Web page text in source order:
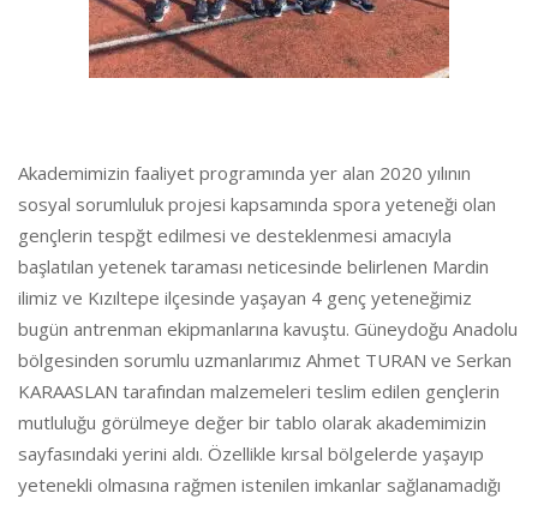
Akademimizin faaliyet programında yer alan 2020 yılının
sosyal sorumluluk projesi kapsamında spora yeteneği olan
gençlerin tespğt edilmesi ve desteklenmesi amacıyla
başlatılan yetenek taraması neticesinde belirlenen Mardin
ilimiz ve Kızıltepe ilçesinde yaşayan 4 genç yeteneğimiz
bugün antrenman ekipmanlarına kavuştu. Güneydoğu Anadolu
bölgesinden sorumlu uzmanlarımız Ahmet TURAN ve Serkan
KARAASLAN tarafından malzemeleri teslim edilen gençlerin
mutluluğu görülmeye değer bir tablo olarak akademimizin
sayfasındaki yerini aldı. Özellikle kırsal bölgelerde yaşayıp
yetenekli olmasına rağmen istenilen imkanlar sağlanamadığı